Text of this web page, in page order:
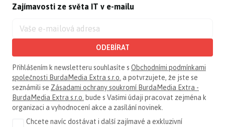
Zajímavosti ze světa IT v e-mailu
ODEBÍRAT
Přihlášením k newsletteru souhlasíte s Obchodními podmínkami
společnosti BurdaMedia Extra s.r.o. a potvrzujete, že jste se
seznámili se Zásadami ochrany soukromí BurdaMedia Extra -
BurdaMedia Extra s.r.o. bude s Vašimi údaji pracovat zejména k
organizaci a vyhodnocení akce a zasílání novinek.
Chcete navíc dostávat i další zajímavé a exkluzivní